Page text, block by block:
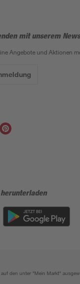
mit unserem
Angebote und Aktionen
den unter "Mein Markt"